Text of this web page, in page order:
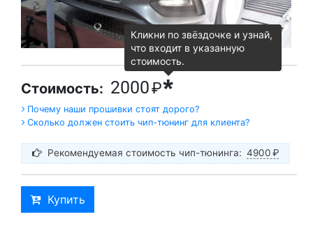
Стоимость: 2000₽*
Почему наши прошивки стоят дорого?
Сколько должен стоить чип-тюнинг для клиента?
Рекомендуемая стоимость чип-тюнинга: 4900₽
Купить
Кликни по звёздочке и узнай,
что входит в указанную
стоимость.